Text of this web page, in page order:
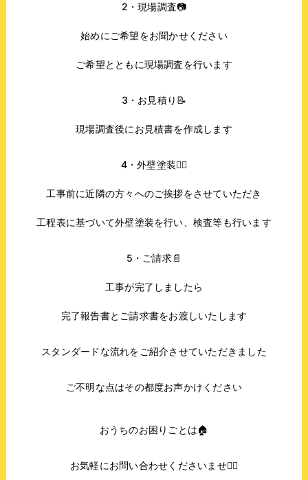
2・現場調査📷
始めにご希望をお聞かせください
ご希望とともに現場調査を行います
3・お見積り📝
現場調査後にお見積書を作成します
4・外壁塗装👷‍♂️
工事前に近隣の方々へのご挨拶をさせていただき
工程表に基づいて外壁塗装を行い、検査等も行います
5・ご請求📄
工事が完了しましたら
完了報告書とご請求書をお渡しいたします
スタンダードな流れをご紹介させていただきました
ご不明な点はその都度お声かけください
おうちのお困りごとは🏠
お気軽にお問い合わせくださいませ🙇‍♀️